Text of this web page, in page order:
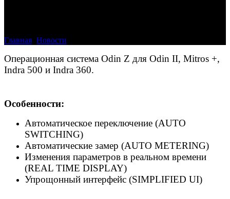
Главная Новости
Операционная система Odin Z для Odin II, Mitros +,
Indra 500 и Indra 360.
Особенности:
Автоматическое переключение (AUTO
SWITCHING)
Автоматические замер (AUTO METERING)
Изменения параметров в реальном времени
(REAL TIME DISPLAY)
Упрощонный интерфейс (SIMPLIFIED UI)